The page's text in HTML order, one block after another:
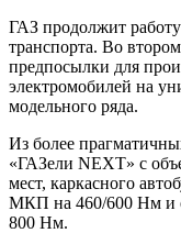
ГАЗ продолжит
транспорта. Во
предпосылки для
электромобилей на
модельного ряда.
Из более
«ГАЗели NEXT» с
мест, каркасного
МКП на 460/600 Нм и
800 Нм.